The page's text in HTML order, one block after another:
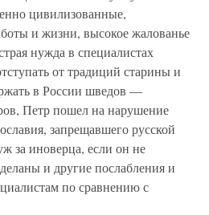
цивилизованные,
и жизни, высокое жалованье
нужда в специалистах
от традиций старины и
в России шведов —
Петр пошел на нарушение
запрещавшего русской
за иноверца, если он не
и другие послабления и
по сравнению с